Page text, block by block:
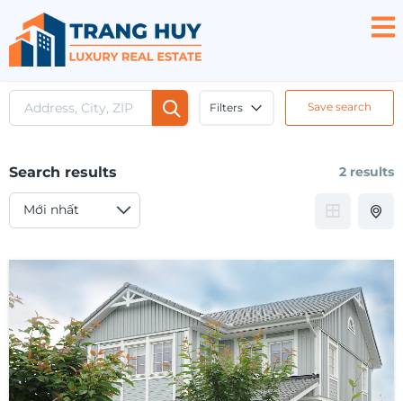
Filters Save search
Search results 2 results